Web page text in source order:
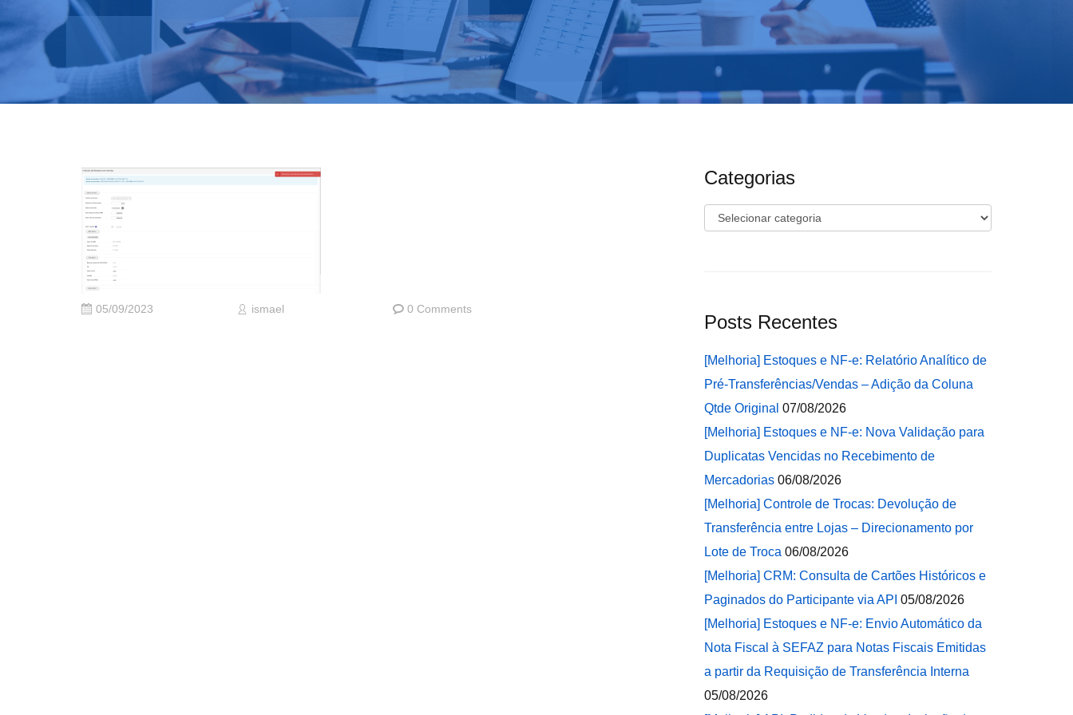
05/09/2023 ismael 0 Comments
Categorias
Categorias
Posts Recentes
[Melhoria] Estoques e NF-e: Relatório Analítico de
Pré-Transferências/Vendas – Adição da Coluna
Qtde Original 07/08/2026
[Melhoria] Estoques e NF-e: Nova Validação para
Duplicatas Vencidas no Recebimento de
Mercadorias 06/08/2026
[Melhoria] Controle de Trocas: Devolução de
Transferência entre Lojas – Direcionamento por
Lote de Troca 06/08/2026
[Melhoria] CRM: Consulta de Cartões Históricos e
Paginados do Participante via API 05/08/2026
[Melhoria] Estoques e NF-e: Envio Automático da
Nota Fiscal à SEFAZ para Notas Fiscais Emitidas
a partir da Requisição de Transferência Interna
05/08/2026